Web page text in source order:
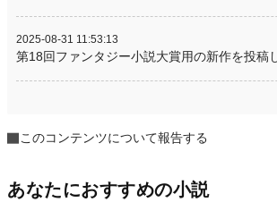
2025-08-31 11:53:13
第18回ファンタジー小説大賞用の新作を投稿
このコンテンツについて報告する
あなたにおすすめの小説